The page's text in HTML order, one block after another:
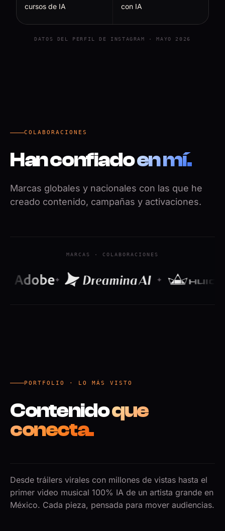
cursos de IA
con IA
DATOS DEL PERFIL DE INSTAGRAM · MAYO 2026
COLABORACIONES
Han confiadoen mí.
Marcas globales y nacionales con las que he
creado contenido, campañas y activaciones.
MARCAS · COLABORACIONES
✦ ✦ ✦
PORTFOLIO · LO MÁS VISTO
Contenidoque
conecta.
Desde tráilers virales con millones de vistas hasta el
primer video musical 100% IA de un artista grande en
México. Cada pieza, pensada para mover audiencias.